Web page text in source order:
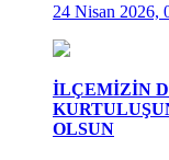
24 Nisan 2026,
İLÇEMİZİN
OLSUN